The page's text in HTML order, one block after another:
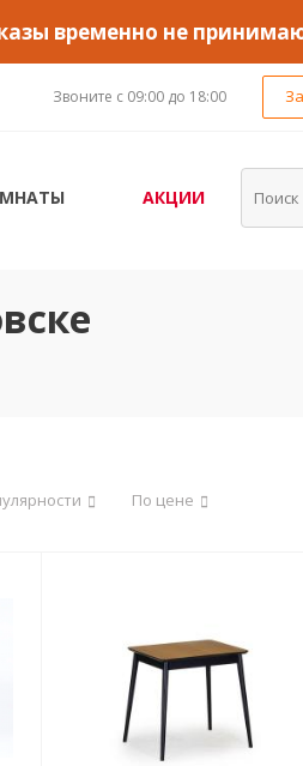
временно не
Звоните с 09:00 до 18:00
АКЦИИ
По цене